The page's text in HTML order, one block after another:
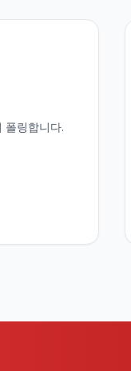
폴링합니다.